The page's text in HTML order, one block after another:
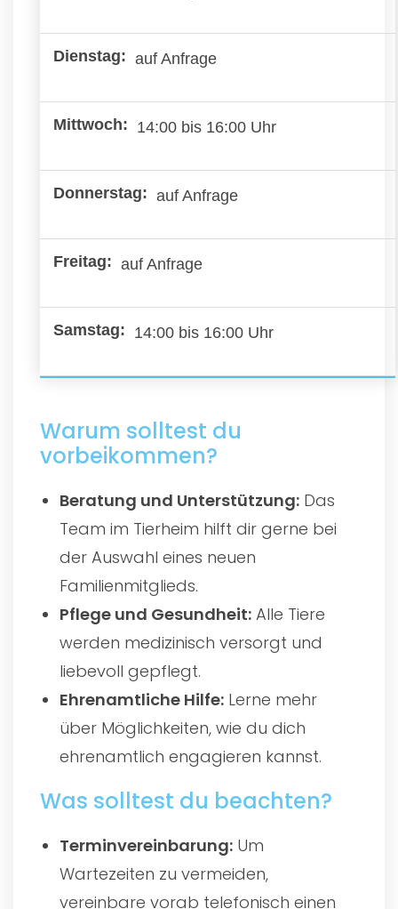
auf Anfrage
14:00 bis 16:00 Uhr
auf Anfrage
auf Anfrage
14:00 bis 16:00 Uhr
Warum solltest du
vorbeikommen?
Beratung und Unterstützung: Das
Team im Tierheim hilft dir gerne bei
der Auswahl eines neuen
Familienmitglieds.
Pflege und Gesundheit: Alle Tiere
werden medizinisch versorgt und
liebevoll gepflegt.
Ehrenamtliche Hilfe: Lerne mehr
über Möglichkeiten, wie du dich
ehrenamtlich engagieren kannst.
Was solltest du beachten?
Terminvereinbarung: Um
Wartezeiten zu vermeiden,
vereinbare vorab telefonisch einen